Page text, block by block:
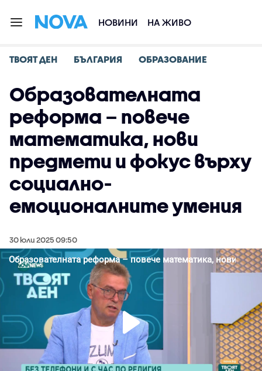
НОВИНИ НА ЖИВО
ТВОЯТ ДЕН БЪЛГАРИЯ ОБРАЗОВАНИЕ
Образователната
реформа – повече
математика, нови
предмети и фокус върху
социално-
емоционалните умения
30 юли 2025 09:50